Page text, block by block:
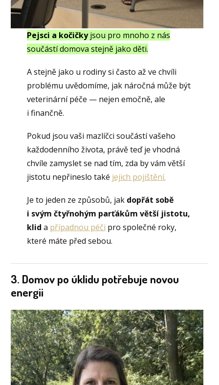
Pejsci a kočičkyjsou pro mnoho z nás
součástí domova stejně jako děti.
A stejně jako u rodiny si často až ve chvíli
problému uvědomíme, jak náročná může být
veterinární péče — nejen emočně, ale
i finančně.
Pokud jsou vaši mazlíčci součástí vašeho
každodenního života, právě teď je vhodná
chvíle zamyslet se nad tím, zda by vám větší
jistotu nepřineslo také jejich pojištění.
Je to jeden ze způsobů, jak dopřát sobě
i svým čtyřnohým parťákům větší jistotu,
klid a případnou péči pro společné roky,
které máte před sebou.
3. Domov po úklidu potřebuje novou
energii